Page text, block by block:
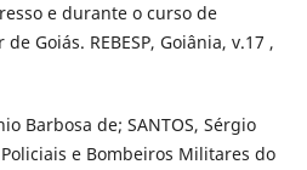
e durante o curso de
Goiás. REBESP, Goiânia, v.17 ,
Barbosa de; SANTOS, Sérgio
e Bombeiros Militares do